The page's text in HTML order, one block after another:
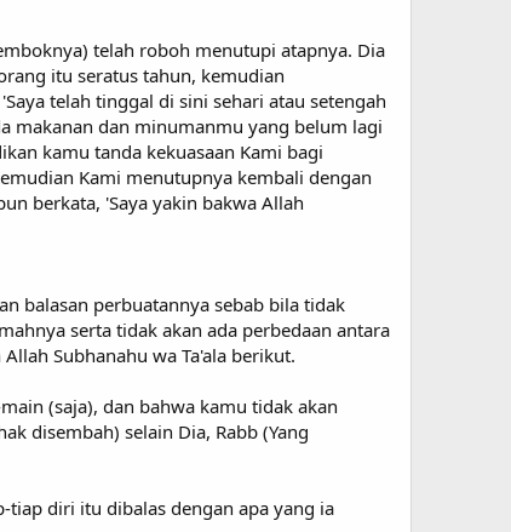
telah roboh menutupi atapnya. Dia
itu seratus tahun, kemudian
telah tinggal di sini sehari atau setengah
makanan dan minumanmu yang belum lagi
kamu tanda kekuasaan Kami bagi
Kami menutupnya kembali dengan
berkata, 'Saya yakin bakwa Allah
balasan perbuatannya sebab bila tidak
serta tidak akan ada perbedaan antara
Subhanahu wa Ta'ala berikut.
(saja), dan bahwa kamu tidak akan
disembah) selain Dia, Rabb (Yang
tiap diri itu dibalas dengan apa yang ia